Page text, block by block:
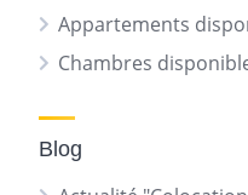
Appartements
Chambres
Blog